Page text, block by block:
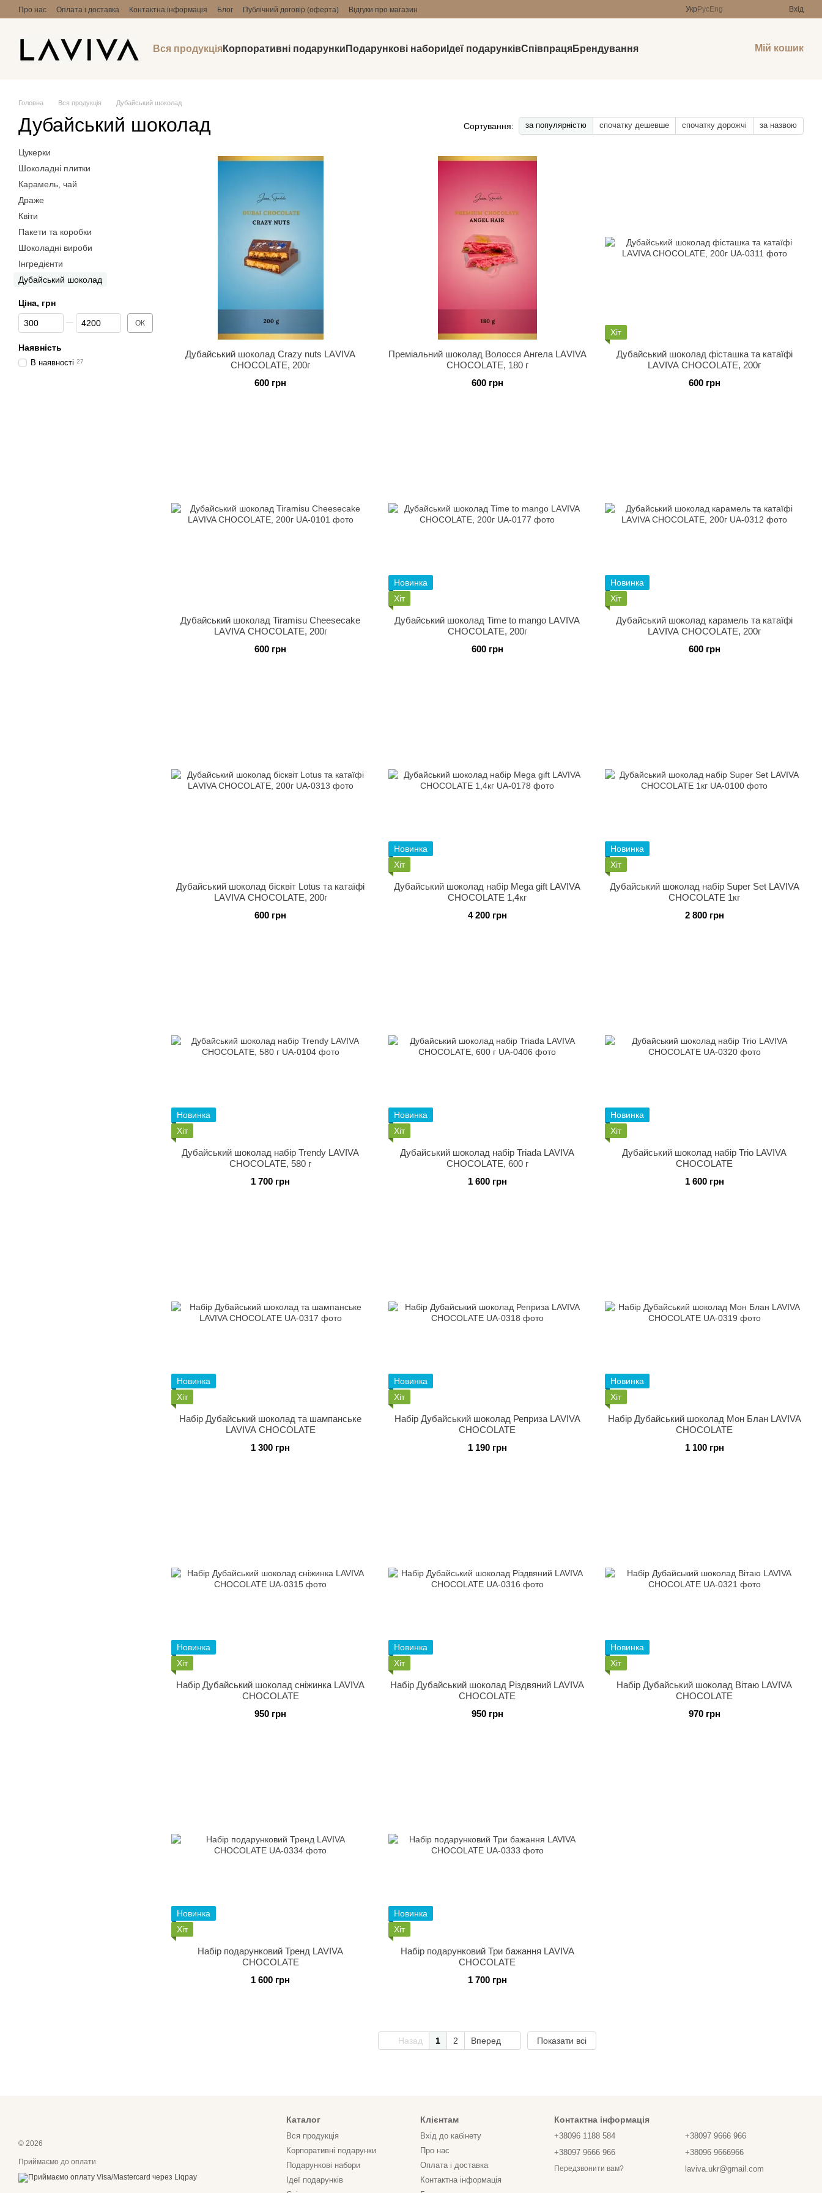
Перейти до основного контенту
Про нас Оплата і доставка Контактна інформація Блог Публічний договір (оферта) Відгуки про магазин Укр РусEng Вхід
Вся продукціяКорпоративні подарунки Подарункові набори Ідеї подарунківСпівпрацяБрендування Мій кошик
Головна Вся продукція Дубайський шоколад
Дубайський шоколад Сортування: за популярністю спочатку дешевше спочатку дорожчі за назвою
Дубайський шоколад Crazy nuts LАVIVA
CHOCOLATE, 200г
600 грн
Преміальний шоколад Волосся Ангела LАVIVA
CHOCOLATE, 180 г
600 грн
Хіт
Дубайський шоколад фісташка та катаїфі
LАVIVA CHOCOLATE, 200г
600 грн
Дубайський шоколад Tiramisu Cheesecake
LАVIVA CHOCOLATE, 200г
600 грн
Новинка
Хіт
Дубайський шоколад Time to mango LАVIVA
CHOCOLATE, 200г
600 грн
Новинка
Хіт
Дубайський шоколад карамель та катаїфі
LАVIVA CHOCOLATE, 200г
600 грн
Дубайський шоколад бісквіт Lotus та катаїфі
LАVIVA CHOCOLATE, 200г
600 грн
Новинка
Хіт
Дубайський шоколад набір Mega gift LAVIVA
CHOCOLATE 1,4кг
4 200 грн
Новинка
Хіт
Дубайський шоколад набір Super Set LAVIVA
CHOCOLATE 1кг
2 800 грн
Новинка
Хіт
Дубайський шоколад набір Trendy LAVIVA
CHOCOLATE, 580 г
1 700 грн
Новинка
Хіт
Дубайський шоколад набір Triada LAVIVA
CHOCOLATE, 600 г
1 600 грн
Новинка
Хіт
Дубайський шоколад набір Trio LAVIVA
CHOCOLATE
1 600 грн
Новинка
Хіт
Набір Дубайський шоколад та шампанське
LAVIVA CHOCOLATE
1 300 грн
Новинка
Хіт
Набір Дубайський шоколад Реприза LAVIVA
CHOCOLATE
1 190 грн
Новинка
Хіт
Набір Дубайський шоколад Мон Блан LAVIVA
CHOCOLATE
1 100 грн
Новинка
Хіт
Набір Дубайський шоколад сніжинка LAVIVA
CHOCOLATE
950 грн
Новинка
Хіт
Набір Дубайський шоколад Різдвяний LAVIVA
CHOCOLATE
950 грн
Новинка
Хіт
Набір Дубайський шоколад Вітаю LAVIVA
CHOCOLATE
970 грн
Новинка
Хіт
Набір подарунковий Тренд LAVIVA
CHOCOLATE
1 600 грн
Новинка
Хіт
Набір подарунковий Три бажання LAVIVA
CHOCOLATE
1 700 грн
Назад 1 2 Вперед Показати всі
Цукерки
Шоколадні плитки
Карамель, чай
Драже
Квіти
Пакети та коробки
Шоколадні вироби
Інгредієнти
Дубайський шоколад
Ціна, грн
Від Ціна, грн
До Ціна, грн ОК
Наявність
В наявності 27
© 2026
Приймаємо до оплати
Каталог
Вся продукція
Корпоративні подарунки
Подарункові набори
Ідеї подарунків
Клієнтам
Вхід до кабінету
Про нас
Оплата і доставка
Контактна інформація
Контактна інформація
+38096 1188 584
+38097 9666 966
Передзвонити вам?
+38097 9666 966
+38096 9666966
laviva.ukr@gmail.com